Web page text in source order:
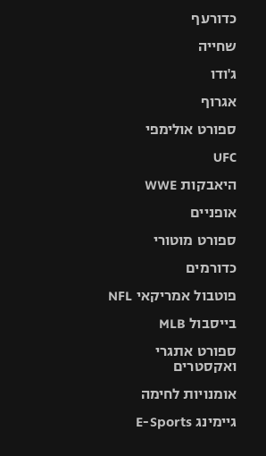
כדורעף
שחייה
ג'ודו
אגרוף
ספורט אולימפי
UFC
היאבקות WWE
אופניים
ספורט מוטורי
כדורמים
פוטבול אמריקאי NFL
בייסבול MLB
ספורט אתגרי
ואקסטרים
אומנויות לחימה
גיימינג E-Sports